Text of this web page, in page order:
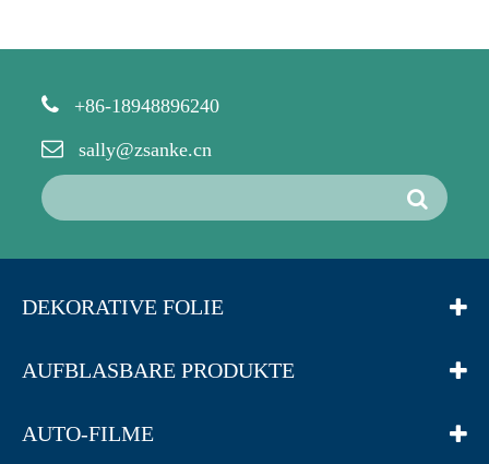
+86-18948896240
sally@zsanke.cn
DEKORATIVE FOLIE
AUFBLASBARE PRODUKTE
AUTO-FILME